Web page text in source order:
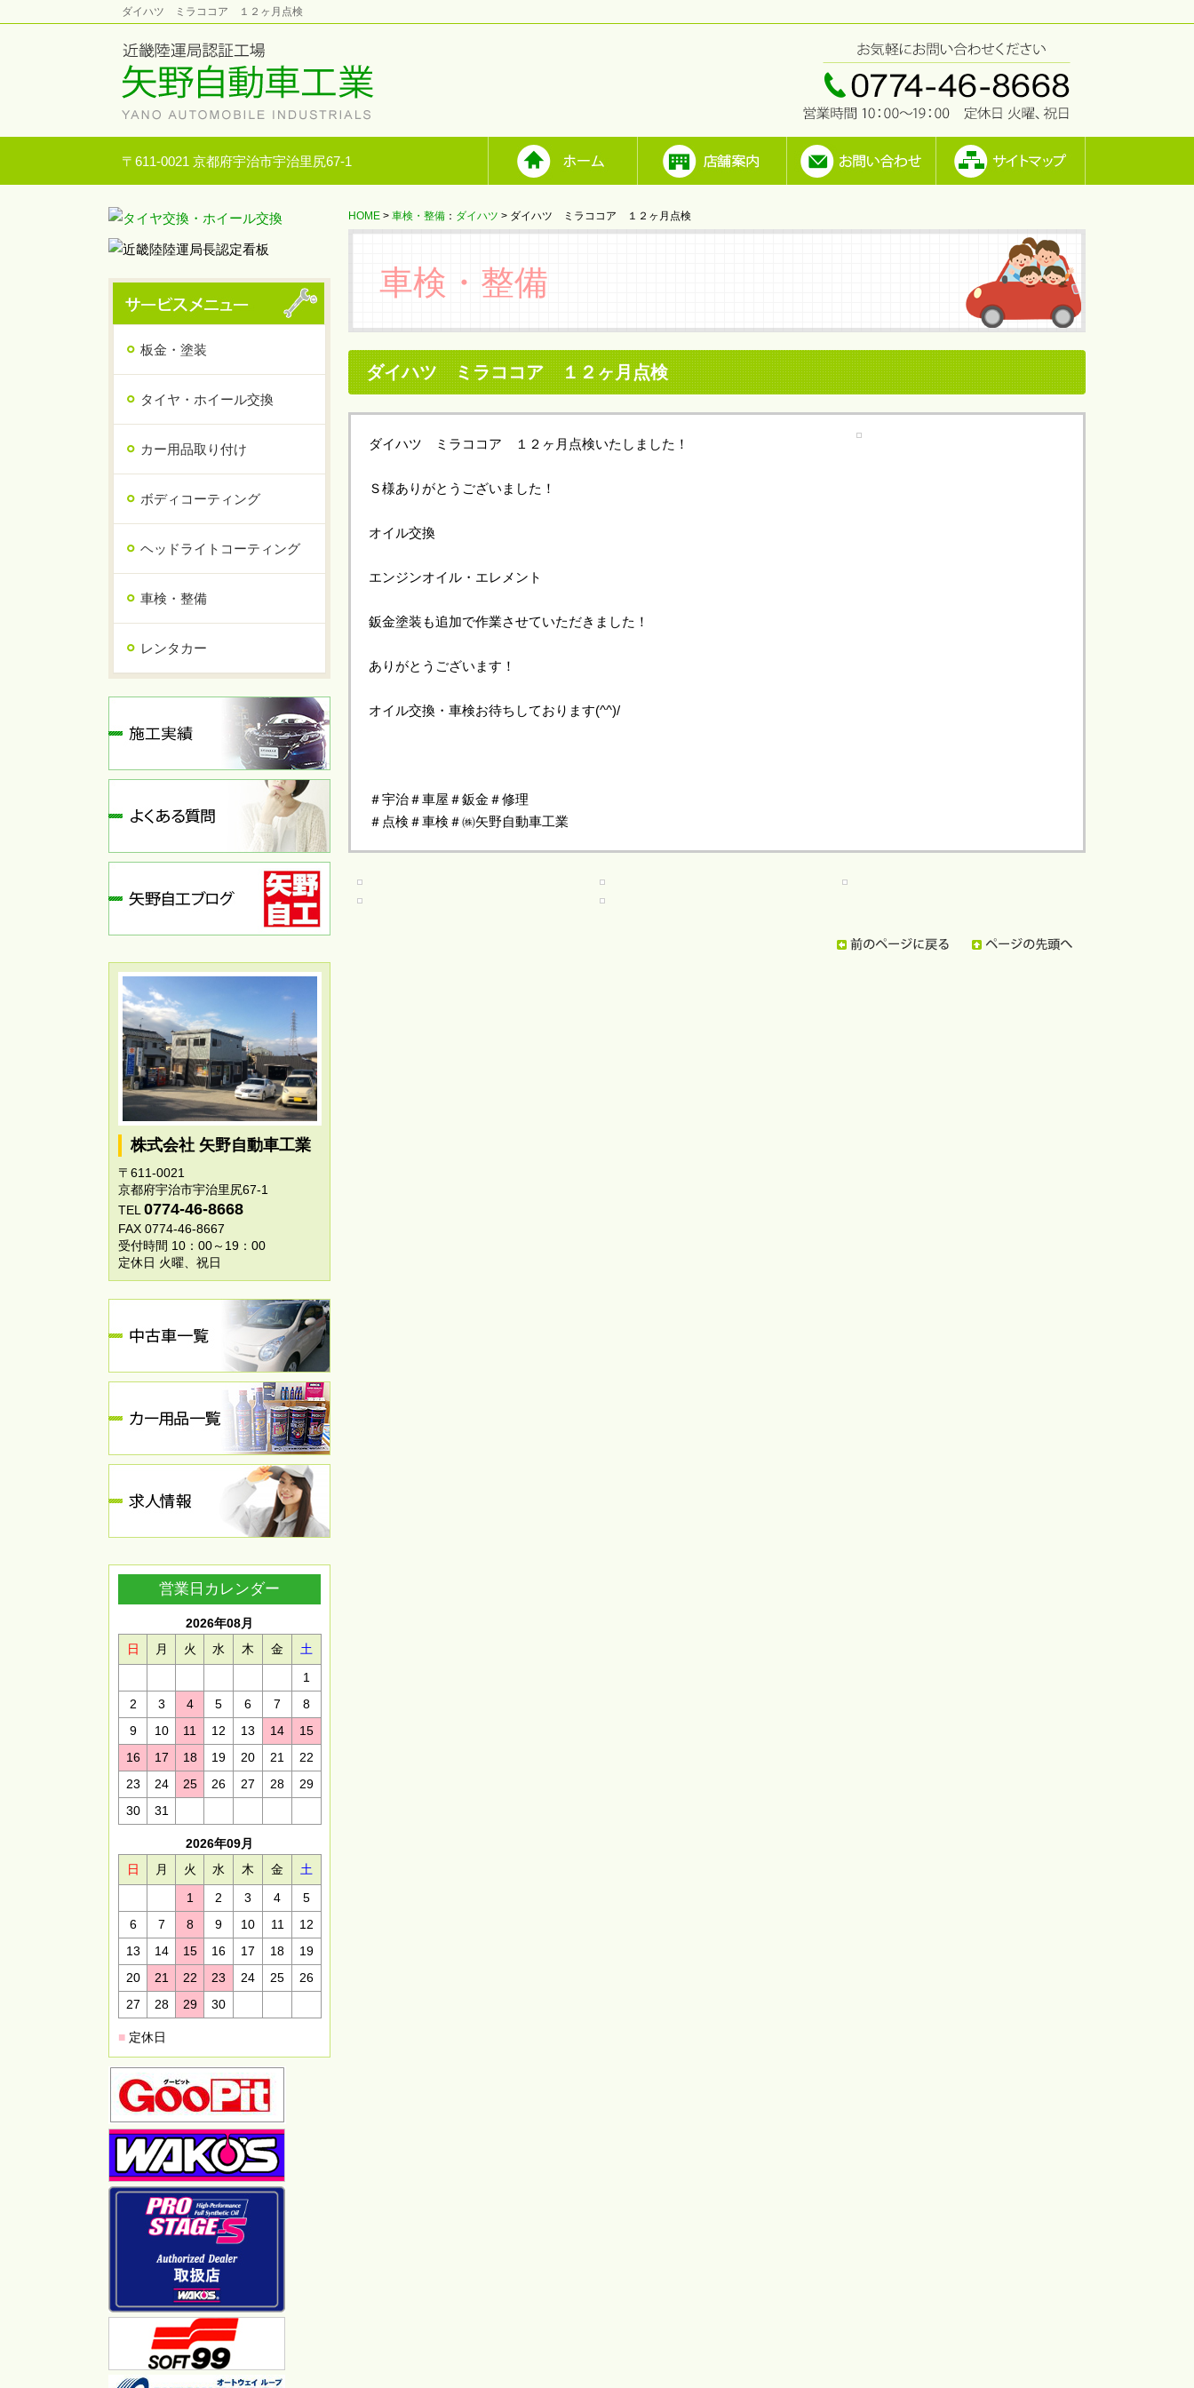
ダイハツ ミラココア １２ヶ月点検
〒611-0021 京都府宇治市宇治里尻67-1
HOME > 車検・整備 ： ダイハツ > ダイハツ ミラココア １２ヶ月点検
車検・整備
ダイハツ ミラココア １２ヶ月点検
ダイハツ ミラココア １２ヶ月点検いたしました！
Ｓ様ありがとうございました！
オイル交換
エンジンオイル・エレメント
鈑金塗装も追加で作業させていただきました！
ありがとうございます！
オイル交換・車検お待ちしております(^^)/
＃宇治＃車屋＃鈑金＃修理
＃点検＃車検＃㈱矢野自動車工業
板金・塗装
タイヤ・ホイール交換
カー用品取り付け
ボディコーティング
ヘッドライトコーティング
車検・整備
レンタカー
株式会社 矢野自動車工業
〒611-0021
京都府宇治市宇治里尻67-1
TEL0774-46-8668
FAX 0774-46-8667
受付時間 10：00～19：00
定休日 火曜、祝日
営業日カレンダー
2026年08月
日
月 火 水 木 金
土
1
2
3 4 5 6 7
8
9
10 11 12 13 14
15
16
17 18 19 20 21
22
23
24 25 26 27 28
29
30
31
2026年09月
日
月 火 水 木 金
土
1
2 3 4
5
6
7 8 9 10 11
12
13
14 15 16 17 18
19
20
21 22 23 24 25
26
27
28 29 30
■ 定休日